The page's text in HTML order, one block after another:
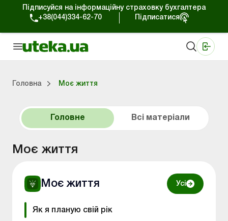
Підписуйся на інформаційну страховку бухгалтера
+38(044)334-62-70
Підписатися
Головна Моє життя
Головне Всі матеріали
Моє життя
Моє життя Усі
Як я планую свій рік